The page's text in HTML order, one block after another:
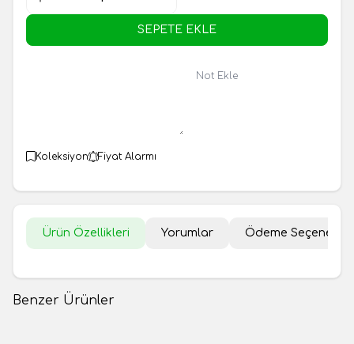
SEPETE EKLE
Not Ekle
Koleksiyon Fiyat Alarmı
Ürün Özellikleri Yorumlar Ödeme
Benzer Ürünler